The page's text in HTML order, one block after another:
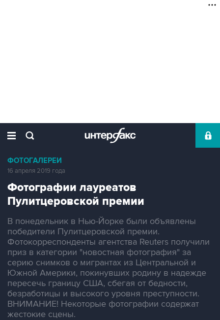
ФОТОГАЛЕРЕИ
16 апреля 2019 года
Фотографии лауреатов
Пулитцеровской премии
В понедельник в Нью-Йорке были объявлены
победители Пулитцеровской премии.
Фотокорреспонденты агентства Reuters получили
приз в категории "новостная фотография" за
серию снимков о мигрантах из Центральной и
Южной Америки, покинувших родину в надежде
пересечь границу США, сбегая от бедности,
безработицы и высокого уровня преступности.
ВНИМАНИЕ! Некоторые фотографии содержат
жестокие сцены.